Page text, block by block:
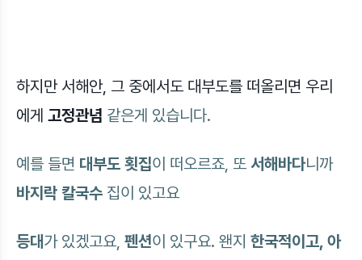
하지만 서해안, 그 중에서도 대부도를 떠올리면 우리
에게 고정관념 같은게 있습니다.
예를 들면 대부도 횟집이 떠오르죠, 또 서해바다니까
바지락 칼국수 집이 있고요
등대가 있겠고요, 펜션이 있구요. 왠지 한국적이고, 아